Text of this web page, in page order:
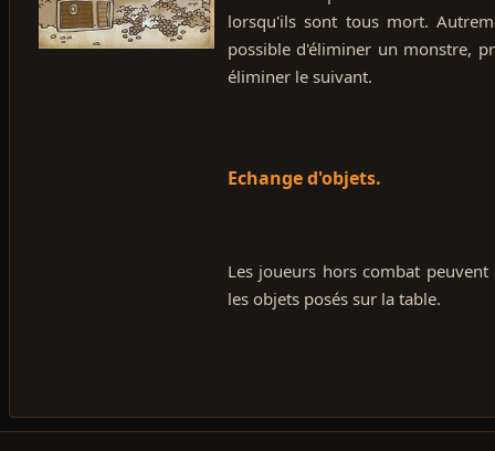
lorsqu'ils sont tous mort.
possible d'éliminer un monstre,
éliminer le suivant.
Echange d'objets.
Les joueurs hors combat
les objets posés sur la table.